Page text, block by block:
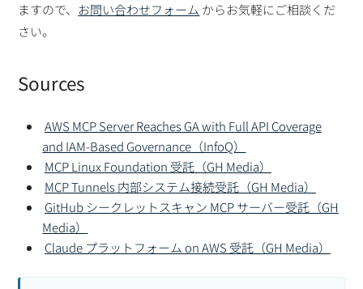
ますので、 お問い合わせフォーム からお気軽にご相談くだ
さい。
Sources
AWS MCP Server Reaches GA with Full API Coverage
and IAM-Based Governance（InfoQ）
MCP Linux Foundation 受託（GH Media）
MCP Tunnels 内部システム接続受託（GH Media）
GitHub シークレットスキャン MCP サーバー受託（GH
Media）
Claude プラットフォーム on AWS 受託（GH Media）